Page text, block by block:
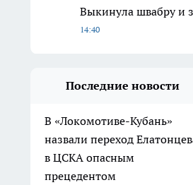
Выкинула швабру и
14:40
Последние новости
В «Локомотиве-Кубань»
назвали переход
в ЦСКА опасным
прецедентом